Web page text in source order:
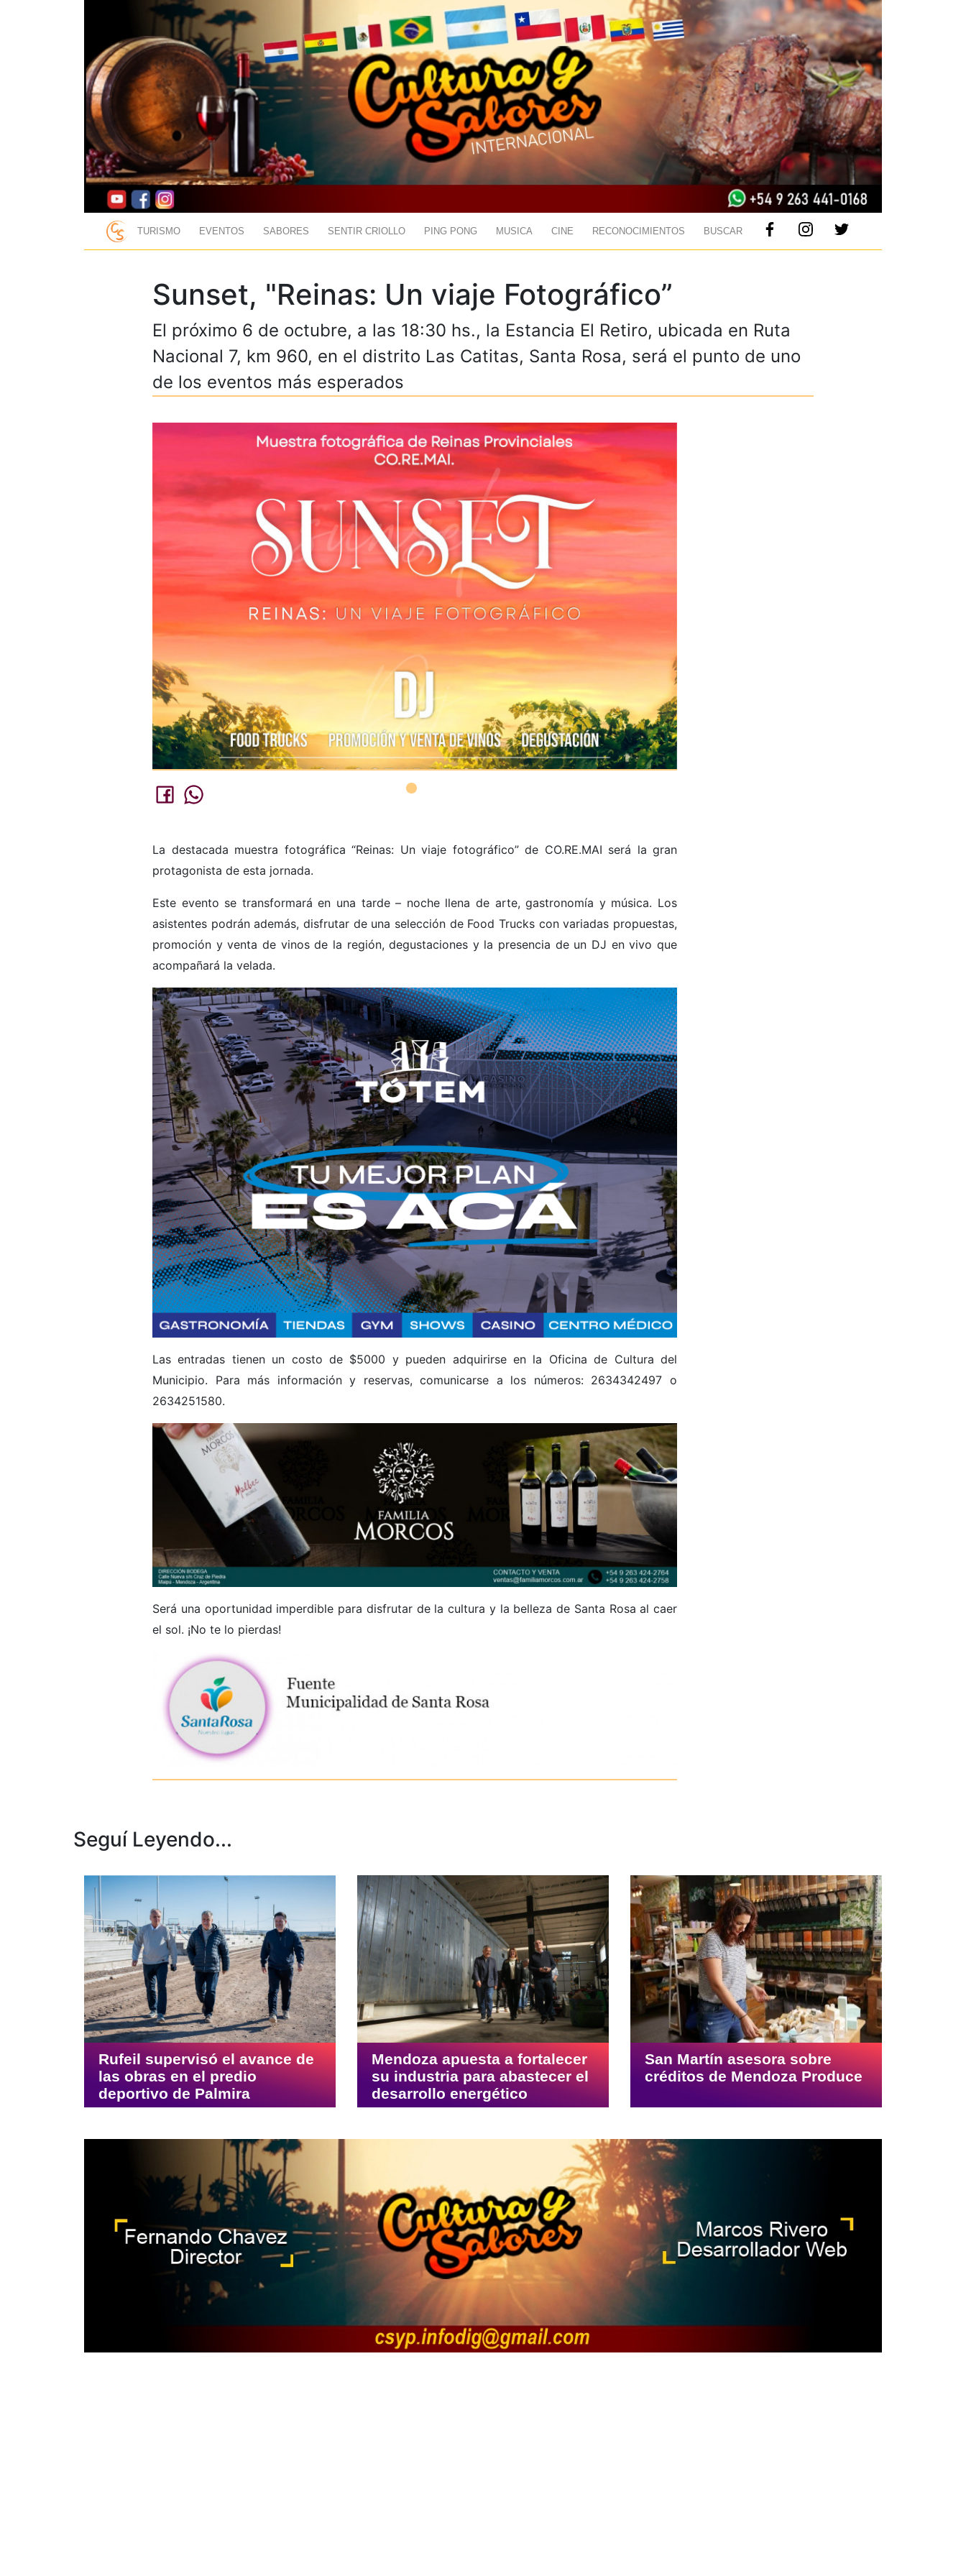
TURISMO EVENTOS SABORES SENTIR CRIOLLO PING PONG MUSICA CINE RECONOCIMIENTOS BUSCAR
Sunset, "Reinas: Un viaje Fotográfico”
El próximo 6 de octubre, a las 18:30 hs., la Estancia El Retiro, ubicada en Ruta
Nacional 7, km 960, en el distrito Las Catitas, Santa Rosa, será el punto de uno
de los eventos más esperados
La destacada muestra fotográfica “Reinas: Un viaje fotográfico” de CO.RE.MAI será la gran
protagonista de esta jornada.
Este evento se transformará en una tarde – noche llena de arte, gastronomía y música. Los
asistentes podrán además, disfrutar de una selección de Food Trucks con variadas propuestas,
promoción y venta de vinos de la región, degustaciones y la presencia de un DJ en vivo que
acompañará la velada.
Las entradas tienen un costo de $5000 y pueden adquirirse en la Oficina de Cultura del
Municipio. Para más información y reservas, comunicarse a los números: 2634342497 o
2634251580.
Será una oportunidad imperdible para disfrutar de la cultura y la belleza de Santa Rosa al caer
el sol. ¡No te lo pierdas!
Seguí Leyendo...
Rufeil supervisó el avance de
las obras en el predio
deportivo de Palmira
Mendoza apuesta a fortalecer
su industria para abastecer el
desarrollo energético
San Martín asesora sobre
créditos de Mendoza Produce